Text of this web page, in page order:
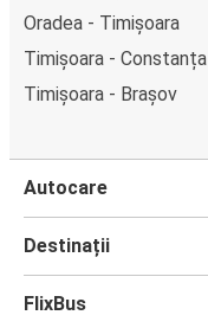
Oradea - Timișoara
Timișoara - Constanța
Timișoara - Brașov
Autocare
Destinații
FlixBus